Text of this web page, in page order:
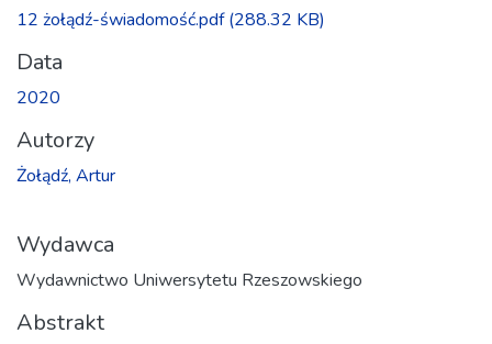
12 żołądź-świadomość.pdf(288.32 KB)
Data
2020
Autorzy
Żołądź, Artur
Wydawca
Wydawnictwo Uniwersytetu Rzeszowskiego
Abstrakt